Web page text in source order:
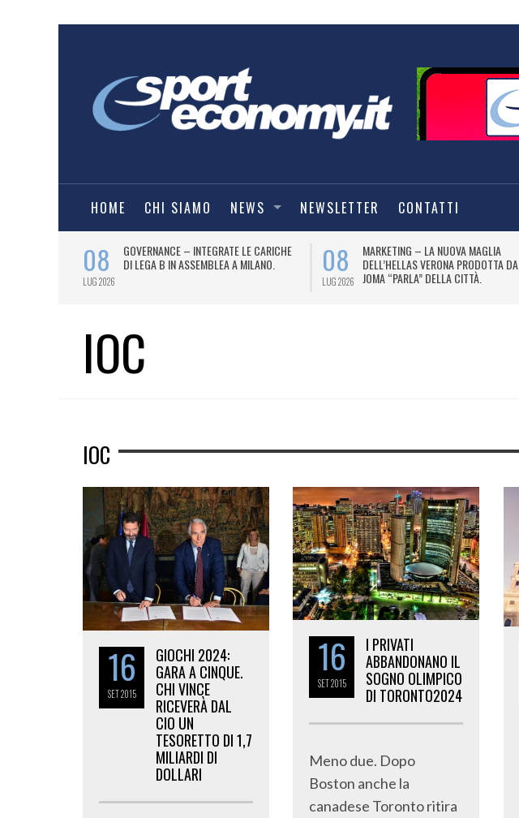
HOME CHI SIAMO NEWS NEWSLETTER CONTATTI
08
LUG 2026
GOVERNANCE – INTEGRATE LE CARICHE
DI LEGA B IN ASSEMBLEA A MILANO.
08
LUG 2026
MARKETING – LA NUOVA MAGLIA
DELL’HELLAS VERONA PRODOTTA DA
JOMA “PARLA” DELLA CITTÀ.
IOC
IOC
16
SET2015
GIOCHI 2024:
GARA A CINQUE.
CHI VINCE
RICEVERÀ DAL
CIO UN
TESORETTO DI 1,7
MILIARDI DI
DOLLARI
16
SET2015
I PRIVATI
ABBANDONANO IL
SOGNO OLIMPICO
DI TORONTO2024
Meno due. Dopo
Boston anche la
canadese Toronto ritira